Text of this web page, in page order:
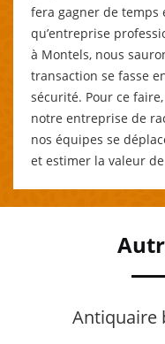
fera gagner de temps
qu’entreprise
à Montels, nous
transaction se fasse
sécurité. Pour ce
notre entreprise de
nos équipes se
et estimer la valeur
Antiquaire